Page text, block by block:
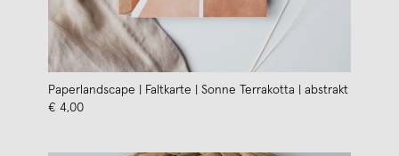
Paperlandscape | Faltkarte | Sonne Terrakotta | abstrakt
€ 4,00